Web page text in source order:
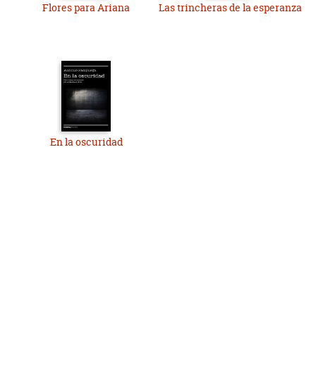
Flores para Ariana Las trincheras de la esperanza
En la oscuridad